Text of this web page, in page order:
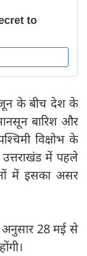
के बीच देश के
बारिश और
विक्षोभ के
में पहले
में इसका असर
अनुसार 28 मई से